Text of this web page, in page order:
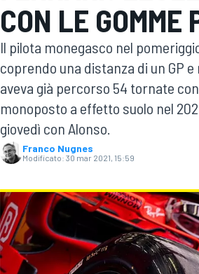
MOTOGP WEC
CON LE GOMME
Il pilota monegasco nel
coprendo una distanza di un GP
aveva già percorso 54 tornate
monoposto a effetto suolo nel
giovedì con Alonso.
Franco Nugnes
Modificato: 30 mar 2021, 15:59